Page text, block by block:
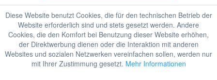
Diese Website benutzt Cookies, die für den technischen Betrieb der
Website erforderlich sind und stets gesetzt werden. Andere
Cookies, die den Komfort bei Benutzung dieser Website erhöhen,
der Direktwerbung dienen oder die Interaktion mit anderen
Websites und sozialen Netzwerken vereinfachen sollen, werden nur
mit Ihrer Zustimmung gesetzt. Mehr Informationen